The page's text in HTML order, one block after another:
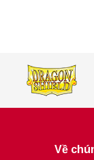
Về